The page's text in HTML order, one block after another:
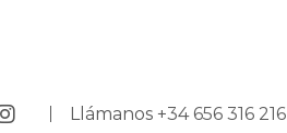
Llámanos +34 656 316 216